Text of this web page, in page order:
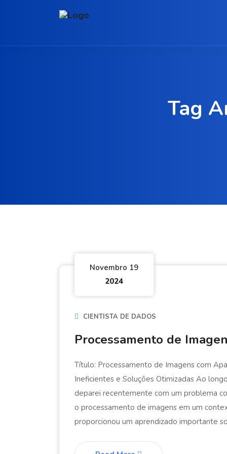
Tag
Novembro 19
2024
CIENTISTA DE DADOS
Processamento de
Título: Processamento de Imagens com
Ineficientes e Soluções Otimizadas Ao
deparei recentemente com um problema
o processamento de imagens em um
proporcionou um aprendizado importante